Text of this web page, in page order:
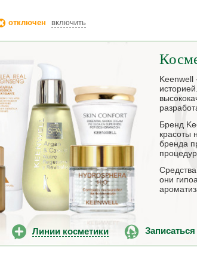
отключен включить
Keenwell
Бренд
красоты
бренда
они
Линии косметики